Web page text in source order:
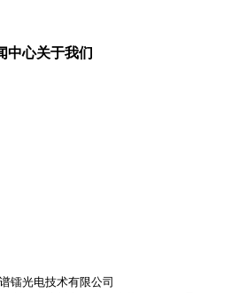
中心关于我们
镭光电技术有限公司